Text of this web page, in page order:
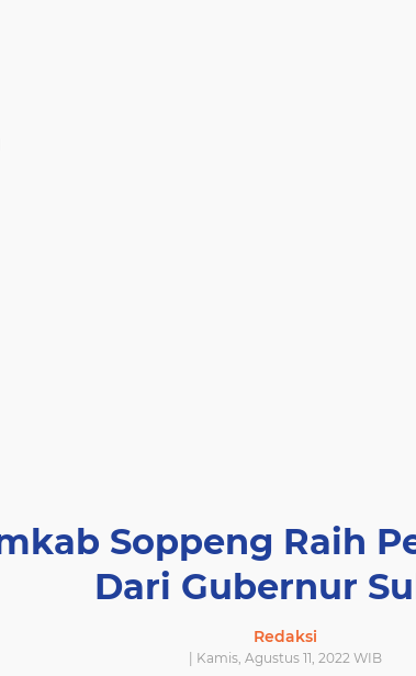
Soppeng Raih
Dari Gubernur
Redaksi
| Kamis, Agustus 11, 2022 WIB